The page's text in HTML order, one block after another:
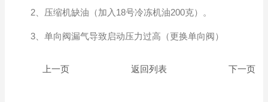
2、压缩机缺油（加入18号冷冻机油200克）。
3、单向阀漏气导致启动压力过高（更换单向阀）
返回列表